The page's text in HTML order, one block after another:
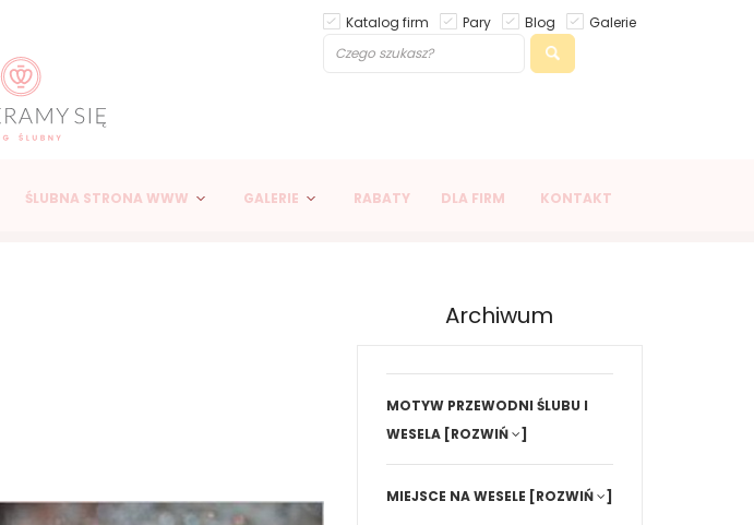
Katalog firm Pary Blog Galerie
ŚLUBNA STRONA WWW GALERIE RABATY DLA FIRM KONTAKT
Archiwum
MOTYW PRZEWODNI ŚLUBU I
WESELA [ROZWIŃ ]
MIEJSCE NA WESELE [ROZWIŃ ]